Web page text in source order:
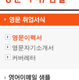
영문이력서
영문자기소개서
커버레터